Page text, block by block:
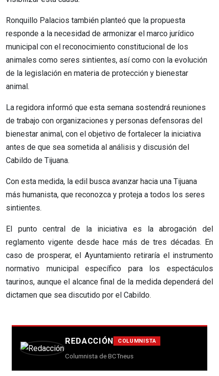
Ronquillo Palacios también planteó que la propuesta
responde a la necesidad de armonizar el marco jurídico
municipal con el reconocimiento constitucional de los
animales como seres sintientes, así como con la evolución
de la legislación en materia de protección y bienestar
animal.
La regidora informó que esta semana sostendrá reuniones
de trabajo con organizaciones y personas defensoras del
bienestar animal, con el objetivo de fortalecer la iniciativa
antes de que sea sometida al análisis y discusión del
Cabildo de Tijuana.
Con esta medida, la edil busca avanzar hacia una Tijuana
más humanista, que reconozca y proteja a todos los seres
sintientes.
El punto central de la iniciativa es la abrogación del
reglamento vigente desde hace más de tres décadas. En
caso de prosperar, el Ayuntamiento retiraría el instrumento
normativo municipal específico para los espectáculos
taurinos, aunque el alcance final de la medida dependerá del
dictamen que sea discutido por el Cabildo.
REDACCIÓN COLUMNISTA
Columnista de BCTneus